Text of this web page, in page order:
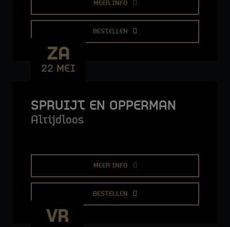
MEER INFO
BESTELLEN
ZA
22 MEI
SPRUIJT EN OPPERMAN
Altijdloos
MEER INFO
BESTELLEN
VR